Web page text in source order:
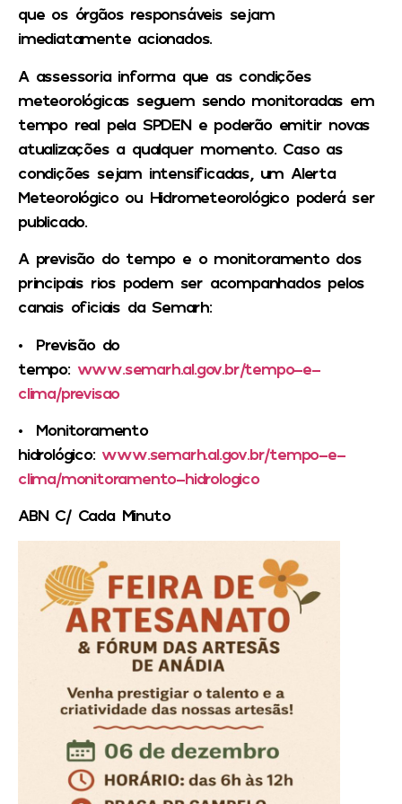
que os órgãos responsáveis sejam
imediatamente acionados.
A assessoria informa que as condições
meteorológicas seguem sendo monitoradas em
tempo real pela SPDEN e poderão emitir novas
atualizações a qualquer momento. Caso as
condições sejam intensificadas, um Alerta
Meteorológico ou Hidrometeorológico poderá ser
publicado.
A previsão do tempo e o monitoramento dos
principais rios podem ser acompanhados pelos
canais oficiais da Semarh:
• Previsão do
tempo: www.semarh.al.gov.br/tempo-e-
clima/previsao
• Monitoramento
hidrológico: www.semarh.al.gov.br/tempo-e-
clima/monitoramento-hidrologico
ABN C/ Cada Minuto